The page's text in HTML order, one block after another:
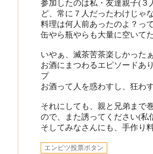
参加したのは私・友達親子(３
ど、常に７人だったわけじゃ
料理は何人前あったのよ？っ
缶やら瓶やらも大量に空いて
いやぁ、滅茶苦茶楽しかった
お酒にまつわるエピソードあ
プ
お酒って人を惑わすし、狂わ
それにしても、親と兄弟まで
ので、また誘ってください(私
そしてみなさんにも、手作り